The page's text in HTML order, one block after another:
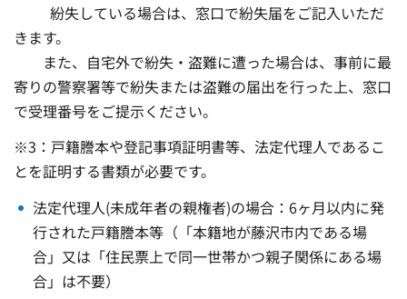
紛失している場合は、窓口で紛失届をご記入いただ
きます。
また、自宅外で紛失・盗難に遭った場合は、事前に最
寄りの警察署等で紛失または盗難の届出を行った上、窓口
で受理番号をご提示ください。
※3：戸籍謄本や登記事項証明書等、法定代理人であるこ
とを証明する書類が必要です。
法定代理人(未成年者の親権者)の場合：6ヶ月以内に発
行された戸籍謄本等（「本籍地が藤沢市内である場
合」又は「住民票上で同一世帯かつ親子関係にある場
合」は不要）